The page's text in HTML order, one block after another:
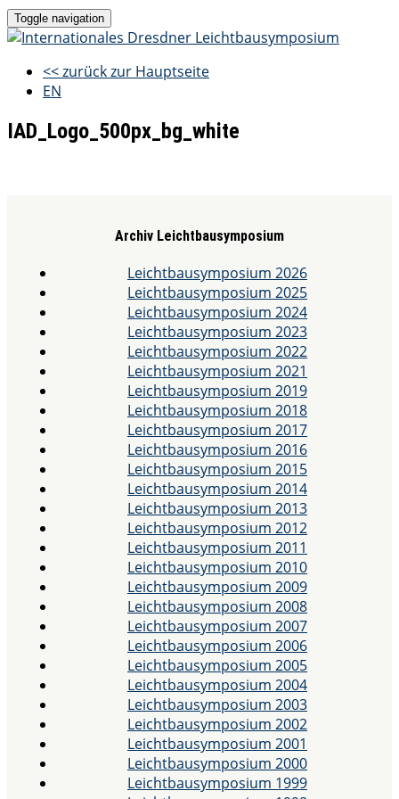
Toggle navigation
<< zurück zur Hauptseite
EN
IAD_Logo_500px_bg_white
Archiv Leichtbausymposium
Leichtbausymposium 2026
Leichtbausymposium 2025
Leichtbausymposium 2024
Leichtbausymposium 2023
Leichtbausymposium 2022
Leichtbausymposium 2021
Leichtbausymposium 2019
Leichtbausymposium 2018
Leichtbausymposium 2017
Leichtbausymposium 2016
Leichtbausymposium 2015
Leichtbausymposium 2014
Leichtbausymposium 2013
Leichtbausymposium 2012
Leichtbausymposium 2011
Leichtbausymposium 2010
Leichtbausymposium 2009
Leichtbausymposium 2008
Leichtbausymposium 2007
Leichtbausymposium 2006
Leichtbausymposium 2005
Leichtbausymposium 2004
Leichtbausymposium 2003
Leichtbausymposium 2002
Leichtbausymposium 2001
Leichtbausymposium 2000
Leichtbausymposium 1999